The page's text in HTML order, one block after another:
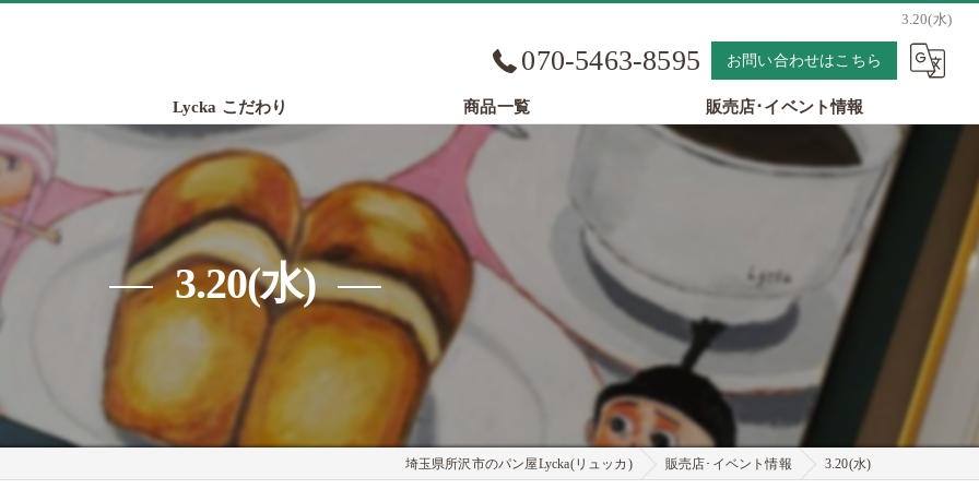
3.20(水)
070-5463-8595 お問い合わせはこちら
Lycka こだわり 商品一覧 販売店･イベント情報
3.20(水)
埼玉県所沢市のパン屋Lycka(リュッカ) 販売店･イベント情報 3.20(水)